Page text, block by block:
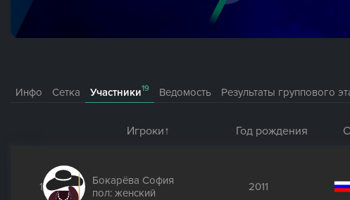
Инфо Сетка Участники19 Ведомость Результаты группового
Игроки Год рождения
1
Бокарёва София
пол: женский
2011